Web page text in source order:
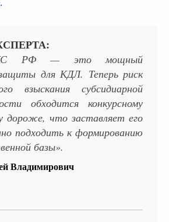
КС РФ — это мощный
для КДЛ. Теперь риск
взыскания субсидиарной
обходится конкурсному
дороже, что заставляет его
подходить к формированию
базы».
Владимирович